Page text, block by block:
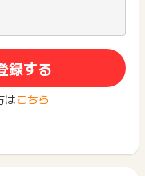
録する
はこちら